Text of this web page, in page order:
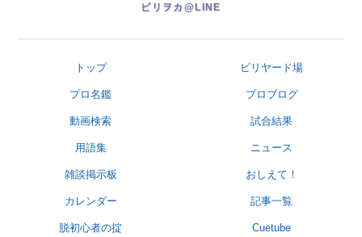
ビリヲカ@LINE
トップ ビリヤード場
プロ名鑑 プロブログ
動画検索 試合結果
用語集 ニュース
雑談掲示板 おしえて！
カレンダー 記事一覧
脱初心者の掟 Cuetube